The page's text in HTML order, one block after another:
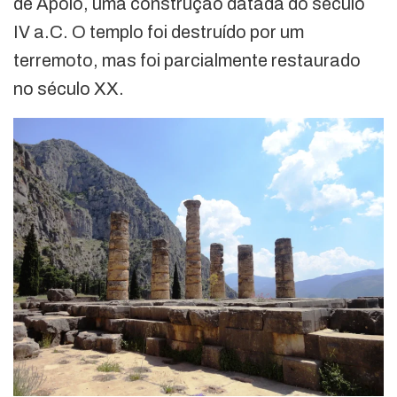
IV a.C. O templo foi destruído por um
terremoto, mas foi parcialmente restaurado
no século XX.